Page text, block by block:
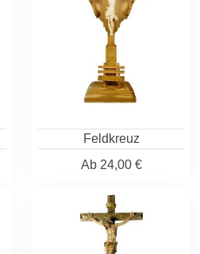
Feldkreuz
Ab24,00 €